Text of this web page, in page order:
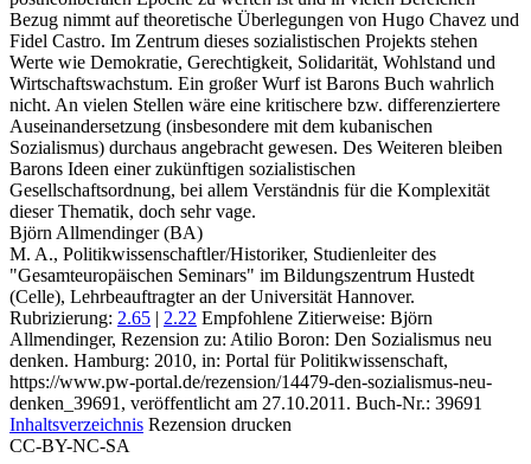
Bezug nimmt auf theoretische Überlegungen von Hugo Chavez und
Fidel Castro. Im Zentrum dieses sozialistischen Projekts stehen
Werte wie Demokratie, Gerechtigkeit, Solidarität, Wohlstand und
Wirtschaftswachstum. Ein großer Wurf ist Barons Buch wahrlich
nicht. An vielen Stellen wäre eine kritischere bzw. differenziertere
Auseinandersetzung (insbesondere mit dem kubanischen
Sozialismus) durchaus angebracht gewesen. Des Weiteren bleiben
Barons Ideen einer zukünftigen sozialistischen
Gesellschaftsordnung, bei allem Verständnis für die Komplexität
dieser Thematik, doch sehr vage.
Björn Allmendinger (BA)
M. A., Politikwissenschaftler/Historiker, Studienleiter des
"Gesamteuropäischen Seminars" im Bildungszentrum Hustedt
(Celle), Lehrbeauftragter an der Universität Hannover.
Rubrizierung: 2.65 | 2.22 Empfohlene Zitierweise: Björn
Allmendinger, Rezension zu: Atilio Boron: Den Sozialismus neu
denken. Hamburg: 2010, in: Portal für Politikwissenschaft,
https://www.pw-portal.de/rezension/14479-den-sozialismus-neu-
denken_39691, veröffentlicht am 27.10.2011. Buch-Nr.: 39691
Inhaltsverzeichnis Rezension drucken
CC-BY-NC-SA